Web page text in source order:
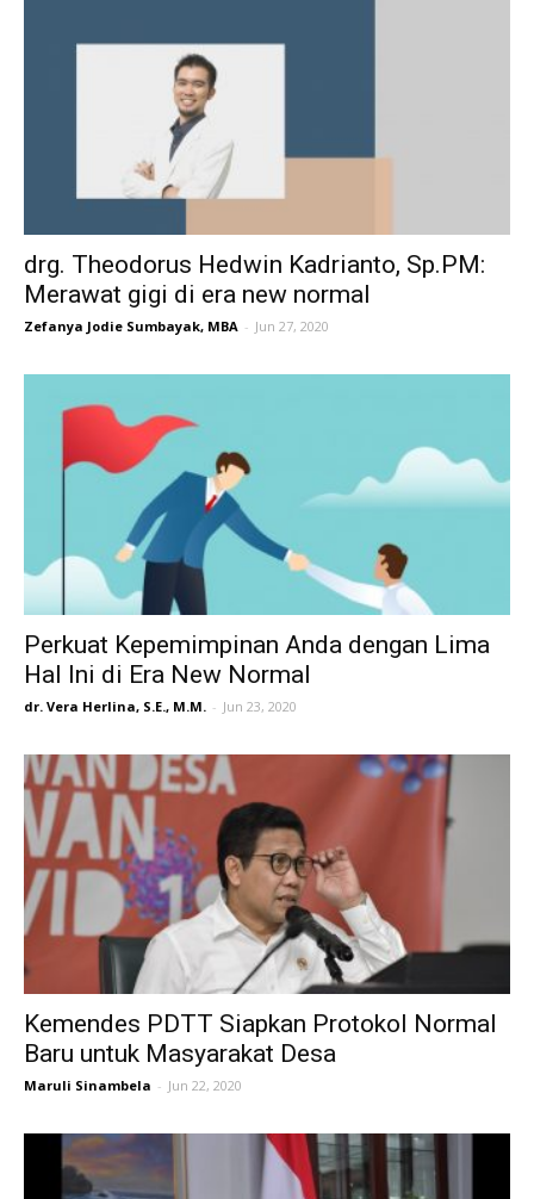
drg. Theodorus Hedwin Kadrianto, Sp.PM:
Merawat gigi di era new normal
Zefanya Jodie Sumbayak, MBA - Jun 27, 2020
Perkuat Kepemimpinan Anda dengan Lima
Hal Ini di Era New Normal
dr. Vera Herlina, S.E., M.M. - Jun 23, 2020
Kemendes PDTT Siapkan Protokol Normal
Baru untuk Masyarakat Desa
Maruli Sinambela - Jun 22, 2020